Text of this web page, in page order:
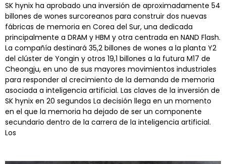
SK hynix ha aprobado una inversión de aproximadamente 54
billones de wones surcoreanos para construir dos nuevas
fábricas de memoria en Corea del Sur, una dedicada
principalmente a DRAM y HBM y otra centrada en NAND Flash.
La compañía destinará 35,2 billones de wones a la planta Y2
del clúster de Yongin y otros 19,1 billones a la futura M17 de
Cheongju, en uno de sus mayores movimientos industriales
para responder al crecimiento de la demanda de memoria
asociada a inteligencia artificial. Las claves de la inversión de
SK hynix en 20 segundos La decisión llega en un momento
en el que la memoria ha dejado de ser un componente
secundario dentro de la carrera de la inteligencia artificial.
Los